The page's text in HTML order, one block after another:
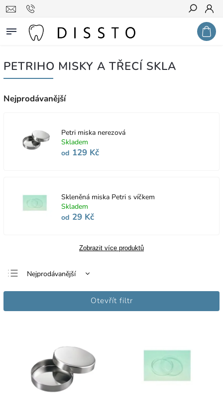
Hledat
PETRIHO MISKY A TŘECÍ SKLA
Nejprodávanější
Petri miska nerezová
Skladem
od 129 Kč
Skleněná miska Petri s víčkem
Skladem
od 29 Kč
Zobrazit více produktů
Nejprodávanější
Nejlevnější
Otevřít filtr